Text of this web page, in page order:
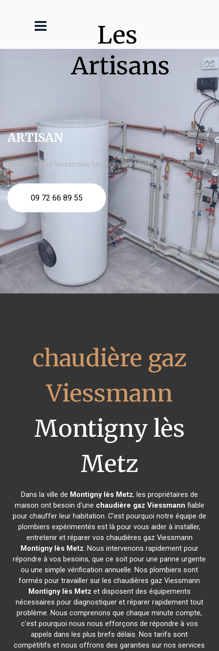
Les
Artisans
ARTISAN
chaudière gaz Viessmann Montigny lès Metz
09 72 66 89 55
chaudière gaz
Viessmann
Montigny lès
Metz
Dans la ville de Montigny lès Metz, les propriétaires de
maison ont besoin d'une chaudière gaz Viessmann fiable
pour chauffer leur habitation. C'est pourquoi notre équipe de
plombiers expérimentés est là pour vous aider à installer,
entretenir et réparer vos chaudières gaz Viessmann
Montigny lès Metz. Nous intervenons rapidement pour
répondre à vos besoins, que ce soit pour une panne urgente
ou une simple vérification annuelle. Nos plombiers sont
formés pour travailler sur les chaudières gaz Viessmann
Montigny lès Metz et disposent des équipements
nécessaires pour diagnostiquer et réparer rapidement tout
problème. Nous comprenons que chaque minute compte,
c'est pourquoi nous nous efforçons de répondre à vos
appels dans les plus brefs délais. Nos tarifs sont
compétitifs et nous offrons des garanties sur nos services